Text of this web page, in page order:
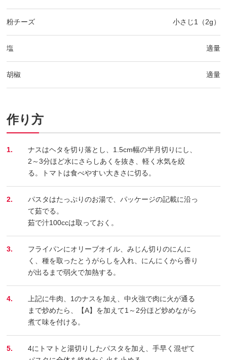
粉チーズ 小さじ1（2g）
塩 適量
胡椒 適量
作り方
1.
ナスはヘタを切り落とし、1.5cm幅の半月切りにし、
2～3分ほど水にさらしあくを抜き、軽く水気を絞
る。トマトは食べやすい大きさに切る。
2.
パスタはたっぷりのお湯で、パッケージの記載に沿っ
て茹でる。
茹で汁100ccは取っておく。
3.
フライパンにオリーブオイル、みじん切りのにんに
く、種を取ったとうがらしを入れ、にんにくから香り
が出るまで弱火で加熱する。
4.
上記に牛肉、1のナスを加え、中火強で肉に火が通る
まで炒めたら、【A】を加えて1～2分ほど炒めながら
煮て味を付ける。
5.
4にトマトと湯切りしたパスタを加え、手早く混ぜて